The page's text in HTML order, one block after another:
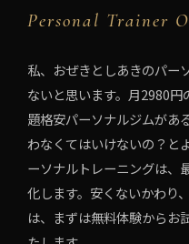
Personal Trainer
私、おぜきとしあきのパー
ないと思います。月2980
題格安パーソナルジムがあ
わなくてはいけないの？と
ーソナルトレーニングは、
化します。安くないかわり
は、まずは無料体験からお